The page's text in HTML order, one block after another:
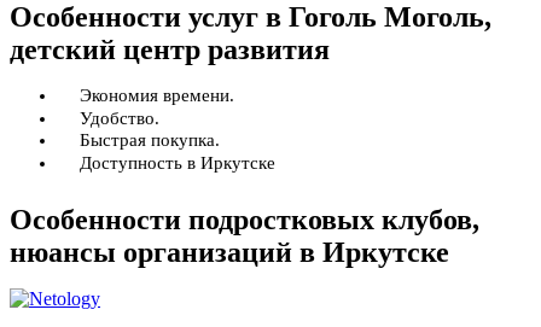
Особенности услуг в Гоголь Моголь,
детский центр развития
Экономия времени.
Удобство.
Быстрая покупка.
Доступность в Иркутске
Особенности подростковых клубов,
нюансы организаций в Иркутске